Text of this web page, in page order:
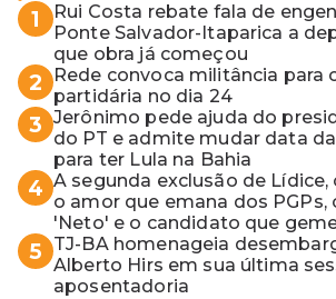
1
Rui Costa rebate fala de
Ponte Salvador-Itaparica a
que obra já começou
2
Rede convoca militância para
partidária no dia 24
3 Jerônimo pede ajuda do
do PT e admite mudar data
para ter Lula na Bahia
4 A segunda exclusão de Lídice,
o amor que emana dos PGPs,
'Neto' e o candidato que
5
TJ-BA homenageia
Alberto Hirs em sua última
aposentadoria